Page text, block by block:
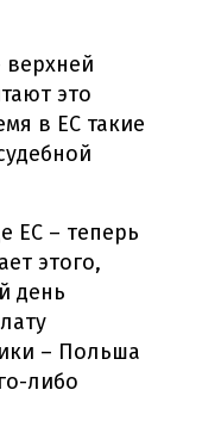
верхней
это
в ЕС такие
ЕС – теперь
этого,
день
– Польша
либо